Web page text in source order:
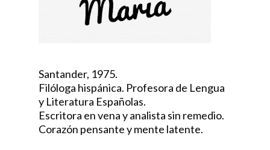
Santander, 1975.
Filóloga hispánica. Profesora de Lengua
y Literatura Españolas.
Escritora en vena y analista sin remedio.
Corazón pensante y mente latente.